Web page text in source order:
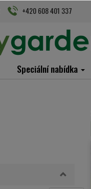
+420 608 401 337
Speciální nabídka